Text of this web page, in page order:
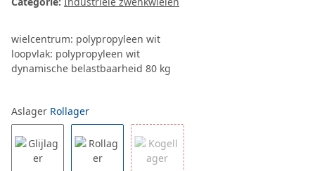
wielcentrum: polypropyleen wit
loopvlak: polypropyleen wit
dynamische belastbaarheid 80 kg
Aslager Rollager